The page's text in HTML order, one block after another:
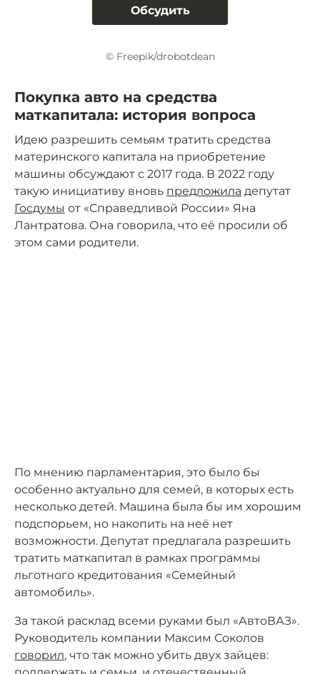
Обсудить
© Freepik/drobotdean
Покупка авто на средства
маткапитала: история вопроса
Идею разрешить семьям тратить средства
материнского капитала на приобретение
машины обсуждают с 2017 года. В 2022 году
такую инициативу вновь предложила депутат
Госдумы от «Справедливой России» Яна
Лантратова. Она говорила, что её просили об
этом сами родители.
По мнению парламентария, это было бы
особенно актуально для семей, в которых есть
несколько детей. Машина была бы им хорошим
подспорьем, но накопить на неё нет
возможности. Депутат предлагала разрешить
тратить маткапитал в рамках программы
льготного кредитования «Семейный
автомобиль».
За такой расклад всеми руками был «АвтоВАЗ».
Руководитель компании Максим Соколов
говорил, что так можно убить двух зайцев: